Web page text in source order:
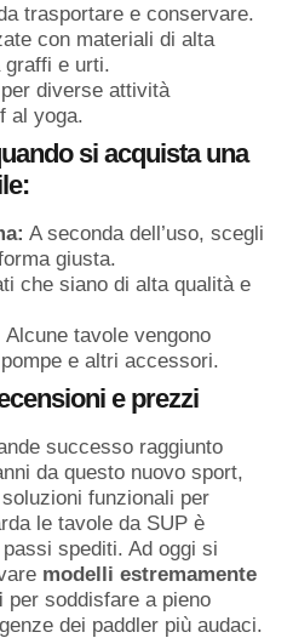
trasportare e conservare.
con materiali di alta
graffi e urti.
diverse attività
al yoga.
si acquista una
A seconda dell’uso, scegli
giusta.
che siano di alta qualità e
Alcune tavole vengono
e altri accessori.
e prezzi
successo raggiunto
da questo nuovo sport,
funzionali per
le tavole da SUP è
spediti. Ad oggi si
modelli estremamente
per soddisfare a pieno
dei paddler più audaci.